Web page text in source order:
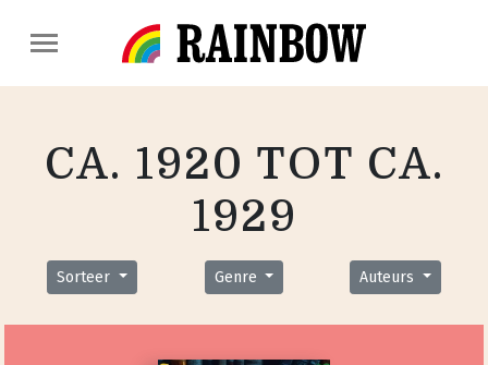
CA. 1920 TOT CA.
1929
Sorteer Genre Auteurs